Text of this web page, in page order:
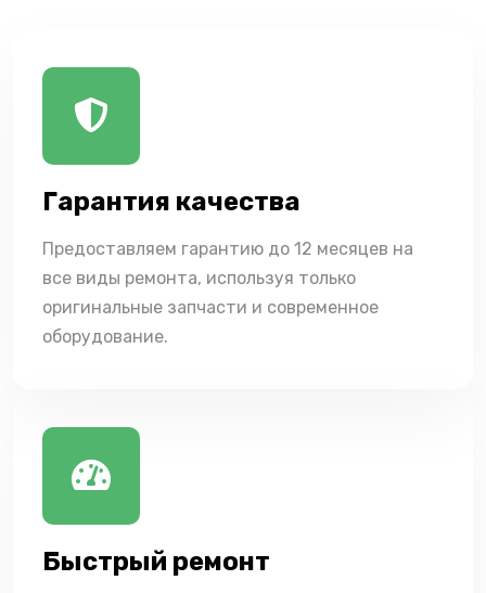
Гарантия качества
Предоставляем гарантию до 12 месяцев на
все виды ремонта, используя только
оригинальные запчасти и современное
оборудование.
Быстрый ремонт